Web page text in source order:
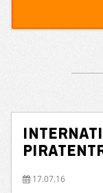
17.07.16